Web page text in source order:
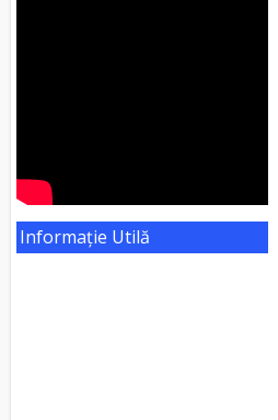
Informație Utilă